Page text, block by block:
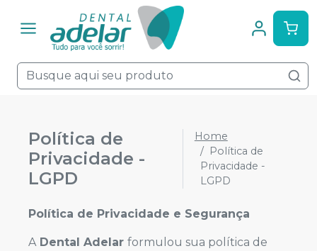
Política de
Privacidade -
LGPD
Home
Política de
Privacidade -
LGPD
Política de Privacidade e Segurança
A Dental Adelar formulou sua política de